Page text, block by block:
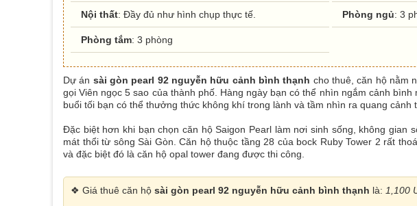
Nội thất: Đầy đủ như hình chụp thực tế. Phòng ngủ: 3
Phòng tắm: 3 phòng
Dự án sài gòn pearl 92 nguyễn hữu cảnh bình thạnh cho thuê, căn hộ nằm
gọi Viên ngọc 5 sao của thành phố. Hàng ngày bạn có thể nhìn ngắm cảnh
buổi tối bạn có thể thưởng thức không khí trong lành và tầm nhìn ra quang cảnh
Đặc biệt hơn khi bạn chọn căn hộ Saigon Pearl làm nơi sinh sống, không gian
mát thổi từ sông Sài Gòn. Căn hộ thuộc tầng 28 của bock Ruby Tower 2 rất
và đặc biệt đó là căn hộ opal tower đang được thi công.
❖ Giá thuê căn hộ sài gòn pearl 92 nguyễn hữu cảnh bình thạnh là: 1,100